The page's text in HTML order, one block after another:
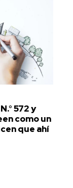
572 y
como un
que ahí